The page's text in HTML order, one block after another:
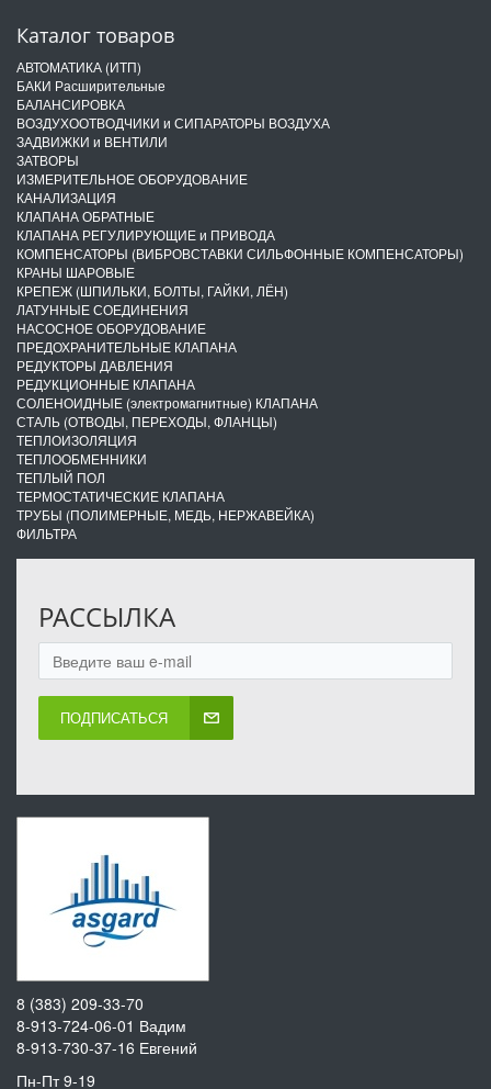
Каталог товаров
АВТОМАТИКА (ИТП)
БАКИ Расширительные
БАЛАНСИРОВКА
ВОЗДУХООТВОДЧИКИ и СИПАРАТОРЫ ВОЗДУХА
ЗАДВИЖКИ и ВЕНТИЛИ
ЗАТВОРЫ
ИЗМЕРИТЕЛЬНОЕ ОБОРУДОВАНИЕ
КАНАЛИЗАЦИЯ
КЛАПАНА ОБРАТНЫЕ
КЛАПАНА РЕГУЛИРУЮЩИЕ и ПРИВОДА
КОМПЕНСАТОРЫ (ВИБРОВСТАВКИ СИЛЬФОННЫЕ КОМПЕНСАТОРЫ)
КРАНЫ ШАРОВЫЕ
КРЕПЕЖ (ШПИЛЬКИ, БОЛТЫ, ГАЙКИ, ЛЁН)
ЛАТУННЫЕ СОЕДИНЕНИЯ
НАСОСНОЕ ОБОРУДОВАНИЕ
ПРЕДОХРАНИТЕЛЬНЫЕ КЛАПАНА
РЕДУКТОРЫ ДАВЛЕНИЯ
РЕДУКЦИОННЫЕ КЛАПАНА
СОЛЕНОИДНЫЕ (электромагнитные) КЛАПАНА
СТАЛЬ (ОТВОДЫ, ПЕРЕХОДЫ, ФЛАНЦЫ)
ТЕПЛОИЗОЛЯЦИЯ
ТЕПЛООБМЕННИКИ
ТЕПЛЫЙ ПОЛ
ТЕРМОСТАТИЧЕСКИЕ КЛАПАНА
ТРУБЫ (ПОЛИМЕРНЫЕ, МЕДЬ, НЕРЖАВЕЙКА)
ФИЛЬТРА
РАССЫЛКА
ПОДПИСАТЬСЯ
8 (383) 209-33-70
8-913-724-06-01 Вадим
8-913-730-37-16 Евгений
Пн-Пт 9-19